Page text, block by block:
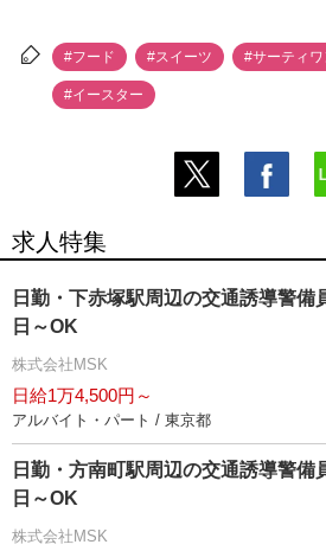
#フード #スイーツ #サーティワ
#イースター
求人特集
日勤・下赤塚駅周辺の交通誘導警備
日～OK
株式会社MSK
日給1万4,500円～
アルバイト・パート / 東京都
日勤・方南町駅周辺の交通誘導警備
日～OK
株式会社MSK